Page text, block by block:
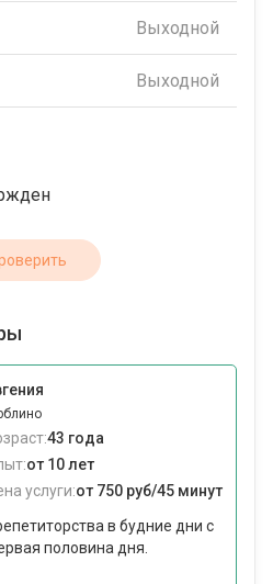
Выходной
Выходной
43 года
от 10 лет
услуги:от 750 руб/45 минут
в будние дни с
половина дня.